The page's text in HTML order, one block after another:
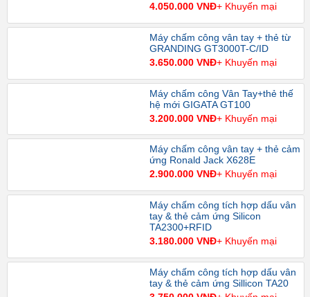
4.050.000 VNĐ+ Khuyến mại
Máy chấm công vân tay + thẻ từ
GRANDING GT3000T-C/ID
3.650.000 VNĐ+ Khuyến mại
Máy chấm công Vân Tay+thẻ thế
hệ mới GIGATA GT100
3.200.000 VNĐ+ Khuyến mại
Máy chấm công vân tay + thẻ cảm
ứng Ronald Jack X628E
2.900.000 VNĐ+ Khuyến mại
Máy chấm công tích hợp dấu vân
tay & thẻ cảm ứng Silicon
TA2300+RFID
3.180.000 VNĐ+ Khuyến mại
Máy chấm công tích hợp dấu vân
tay & thẻ cảm ứng Sillicon TA20